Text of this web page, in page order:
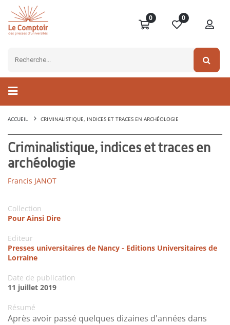
0 0
ACCUEIL CRIMINALISTIQUE, INDICES ET TRACES EN ARCHÉOLOGIE
Criminalistique, indices et traces en
archéologie
Francis JANOT
Collection
Pour Ainsi Dire
Editeur
Presses universitaires de Nancy - Editions Universitaires de
Lorraine
Date de publication
11 juillet 2019
Résumé
Après avoir passé quelques dizaines d'années dans